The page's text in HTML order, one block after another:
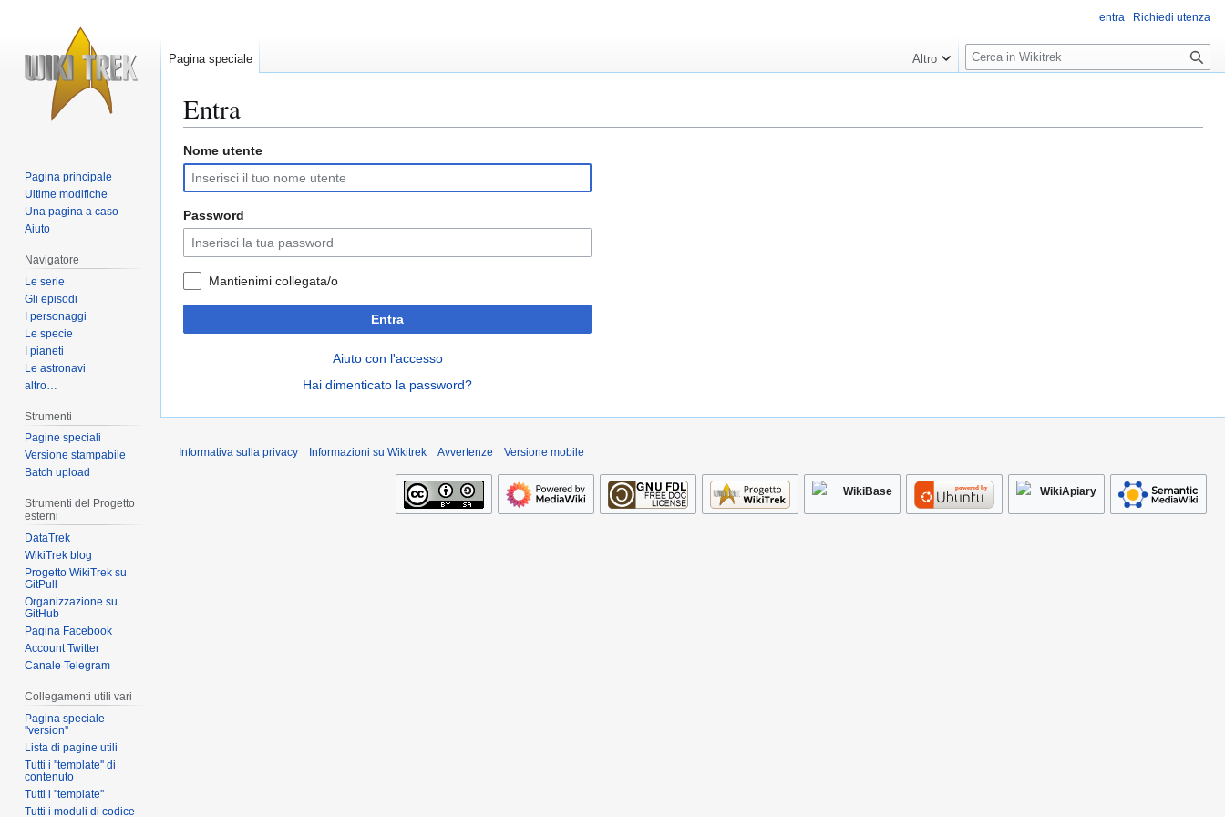
Entra
Vai
alla
navigazione
Vai
alla
ricerca
Nome utente
Password
Mantienimi collegata/o
Entra
Aiuto con l'accesso
Hai dimenticato la password?
entra Richiedi utenza
Pagina speciale Altro
R
i
r
Pagina principale
Ultime modifiche
Una pagina a caso
Aiuto
Navigatore
Le serie
Gli episodi
I personaggi
Le specie
I pianeti
Le astronavi
altro…
Strumenti
Pagine speciali
Versione stampabile
Batch upload
Strumenti del Progetto
esterni
DataTrek
WikiTrek blog
Progetto WikiTrek su
GitPull
Organizzazione su
GitHub
Pagina Facebook
Account Twitter
Canale Telegram
Collegamenti utili vari
Pagina speciale
''version''
Lista di pagine utili
Tutti i ''template'' di
contenuto
Tutti i ''template''
Tutti i moduli di codice
Informativa sulla privacy Informazioni su Wikitrek Avvertenze Versione mobile